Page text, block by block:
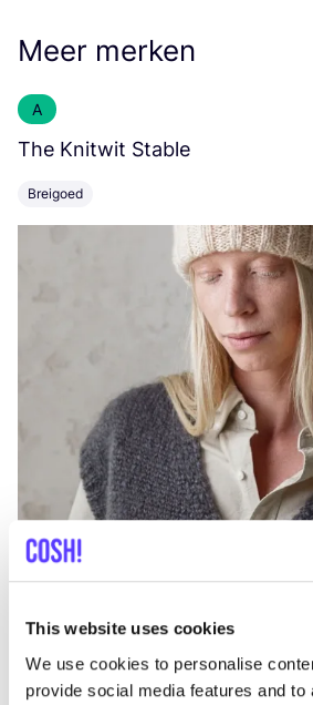
This website uses cookies
We use cookies to personalise
provide social media features and to
Meer merken
A
The Knitwit Stable
Breigoed